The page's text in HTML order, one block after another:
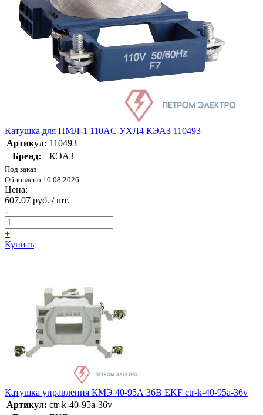
Катушка для ПМЛ-1 110AC УХЛ4 КЭАЗ 110493
Артикул: 110493
Бренд:
КЭАЗ
Под заказ
Обновлено 10.08.2026
Цена:
607.07 руб. / шт.
-
+
Купить
Катушка управления КМЭ 40-95А 36В EKF ctr-k-40-95a-36v
Артикул: ctr-k-40-95a-36v